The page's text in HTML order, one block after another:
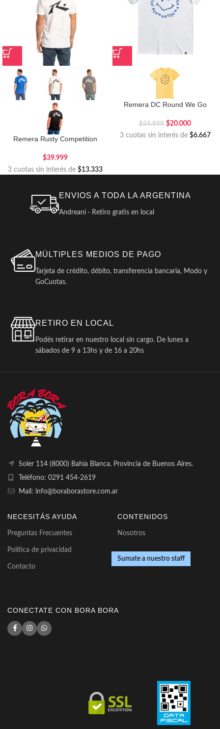
Remera Rusty Competition
$39.999
3 cuotas sin interés de $13.333
Remera DC Round We Go
$59.999 $20.000
3 cuotas sin interés de $6.667
ENVIOS A TODA LA ARGENTINA
Andreani · Retiro gratis en local
MÚLTIPLES MEDIOS DE PAGO
Tarjeta de crédito, débito, transferencia bancaria, Modo y
GoCuotas.
RETIRO EN LOCAL
Podés retirar en nuestro local sin cargo. De lunes a
sábados de 9 a 13hs y de 16 a 20hs
Soler 114 (8000) Bahía Blanca, Provincia de Buenos Aires.
Teléfono: 0291 454-2619
Mail: info@boraborastore.com.ar
NECESITÁS AYUDA
Preguntas Frecuentes
Política de privacidad
Contacto
CONTENIDOS
Nosotros
Sumate a nuestro staff
CONECTATE CON BORA BORA